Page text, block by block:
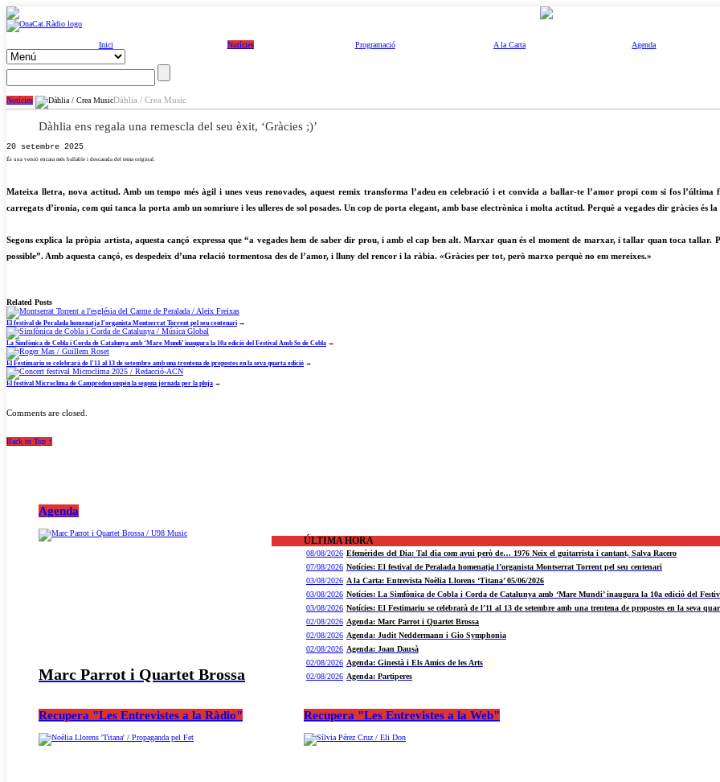
Inici Notícies Programació A la Carta Agenda
Notícies Dàhlia / Crea Music
Dàhlia ens regala una remescla del seu èxit, ‘Gràcies ;)’
20 setembre 2025
És una versió encara més ballable i descarada del tema original.
Mateixa lletra, nova actitud. Amb un tempo més àgil i unes veus renovades, aquest remix transforma l’adeu en celebració i et convida a ballar-te l’amor propi com si fos l’última
carregats d’ironia, com qui tanca la porta amb un somriure i les ulleres de sol posades. Un cop de porta elegant, amb base electrònica i molta actitud. Perquè a vegades dir gràcies és
Segons explica la pròpia artista, aquesta cançó expressa que “a vegades hem de saber dir prou, i amb el cap ben alt. Marxar quan és el moment de marxar, i tallar quan toca
possible”. Amb aquesta cançó, es despedeix d’una relació tormentosa des de l’amor, i lluny del rencor i la ràbia. «Gràcies per tot, però marxo perquè no em mereixes.»
Related Posts
El festival de Peralada homenatja l’organista Montserrat Torrent pel seu centenari →
La Simfònica de Cobla i Corda de Catalunya amb ‘Mare Mundi’ inaugura la 10a edició del Festival Amb So de Cobla →
El Festimariu se celebrarà de l’11 al 13 de setembre amb una trentena de propostes en la seva quarta edició →
El festival Microclima de Camprodon suspèn la segona jornada per la pluja →
Comments are closed.
Back to Top ↑
Agenda
Marc Parrot i Quartet Brossa
ÚLTIMA HORA
08/08/2026 Efemèrides del Dia: Tal dia com avui però de… 1976 Neix el guitarrista i cantant, Salva Racero
07/08/2026 Notícies: El festival de Peralada homenatja l’organista Montserrat Torrent pel seu centenari
03/08/2026 A la Carta: Entrevista Noèlia Llorens ‘Titana’ 05/06/2026
03/08/2026 Notícies: La Simfònica de Cobla i Corda de Catalunya amb ‘Mare Mundi’ inaugura la 10a edició del
03/08/2026 Notícies: El Festimariu se celebrarà de l’11 al 13 de setembre amb una trentena de propostes en la seva
02/08/2026 Agenda: Marc Parrot i Quartet Brossa
02/08/2026 Agenda: Judit Neddermann i Gio Symphonia
02/08/2026 Agenda: Joan Dausà
02/08/2026 Agenda: Ginestà i Els Amics de les Arts
02/08/2026 Agenda: Partiperes
Recupera "Les Entrevistes a la Ràdio" Recupera "Les Entrevistes a la Web"